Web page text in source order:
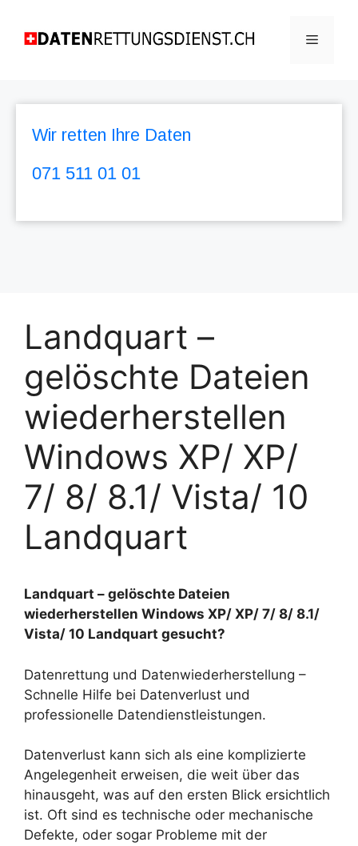
Wir retten Ihre Daten
071 511 01 01
Landquart –
gelöschte Dateien
wiederherstellen
Windows XP/ XP/
7/ 8/ 8.1/ Vista/ 10
Landquart
Landquart – gelöschte Dateien
wiederherstellen Windows XP/ XP/ 7/ 8/ 8.1/
Vista/ 10 Landquart gesucht?
Datenrettung und Datenwiederherstellung –
Schnelle Hilfe bei Datenverlust und
professionelle Datendienstleistungen.
Datenverlust kann sich als eine komplizierte
Angelegenheit erweisen, die weit über das
hinausgeht, was auf den ersten Blick ersichtlich
ist. Oft sind es technische oder mechanische
Defekte, oder sogar Probleme mit der